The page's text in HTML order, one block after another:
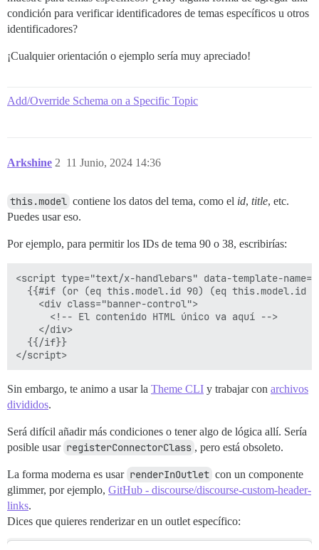
condición para verificar identificadores de temas específicos u otros
identificadores?
¡Cualquier orientación o ejemplo sería muy apreciado!
Add/Override Schema on a Specific Topic
Arkshine 11 Junio, 2024 14:36
2
this.model contiene los datos del tema, como el id, title, etc.
Puedes usar eso.
Por ejemplo, para permitir los IDs de tema 90 o 38, escribirías:
<script type="text/x-handlebars" data-template-
{{#if (or (eq this.model.id 90) (eq this.model.id
    <div class="banner-control">
      <!-- El contenido HTML único va aquí -->
    </div>
  {{/if}}
Sin embargo, te animo a usar la Theme CLI y trabajar con archivos
divididos.
Será difícil añadir más condiciones o tener algo de lógica allí. Sería
posible usar registerConnectorClass , pero está obsoleto.
La forma moderna es usar renderInOutlet con un componente
glimmer, por ejemplo, GitHub - discourse/discourse-custom-header-
links.
Dices que quieres renderizar en un outlet específico: